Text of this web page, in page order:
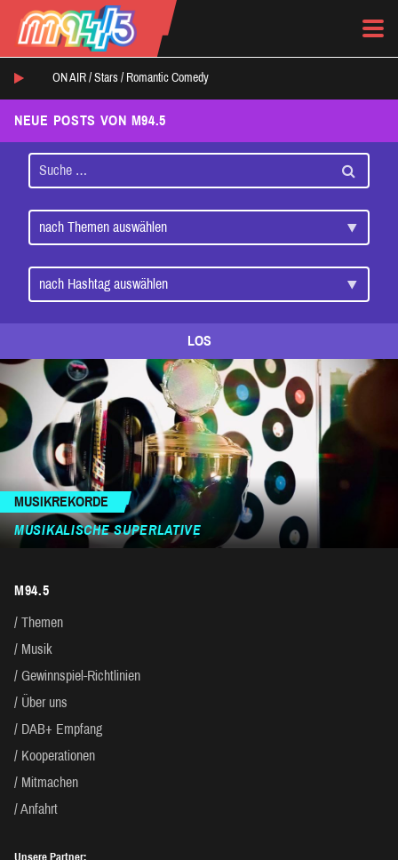
ON AIR / Stars / Romantic Comedy
NEUE POSTS VON M94.5
LOS
MUSIKREKORDE
MUSIKALISCHE SUPERLATIVE
M94.5
Themen
Musik
Gewinnspiel-Richtlinien
Über uns
DAB+ Empfang
Kooperationen
Mitmachen
Anfahrt
Unsere Partner: